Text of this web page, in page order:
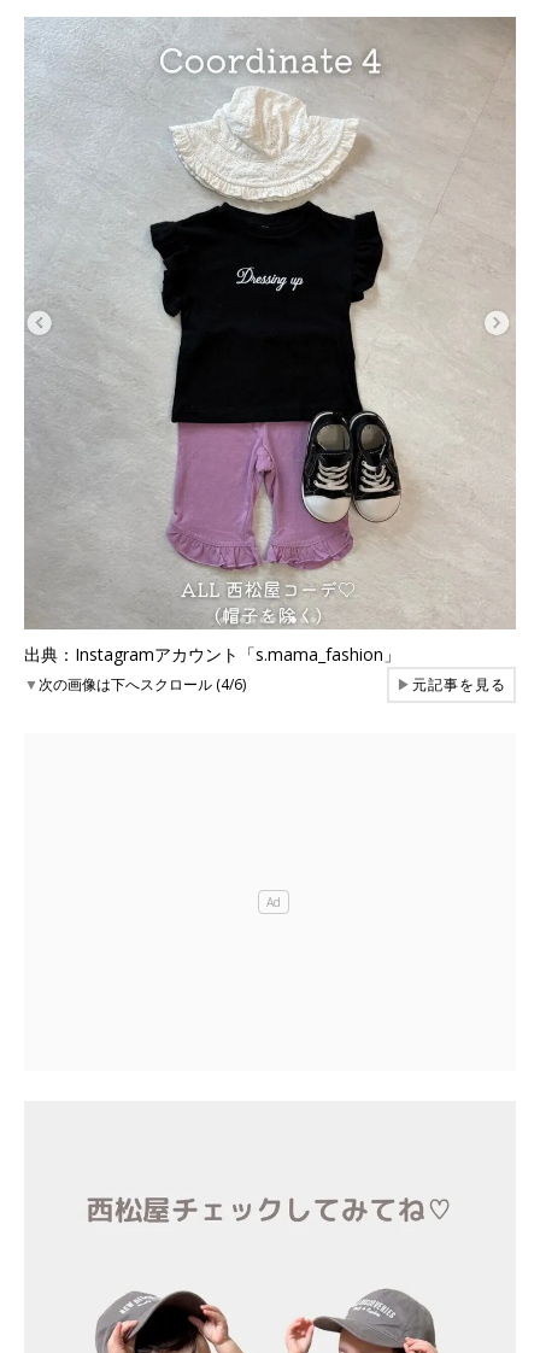
出典：Instagramアカウント「s.mama_fashion」
▼次の画像は下へスクロール (4/6) ▶元記事を見る